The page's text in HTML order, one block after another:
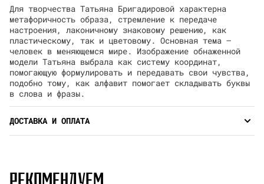
Для творчества Татьяна Бригадировой характерна
метафоричность образа, стремление к передаче
настроения, лаконичному знаковому решению, как
пластическому, так и цветовому. Основная тема –
человек в меняющемся мире. Изображение обнаженной
модели Татьяна выбрала как систему координат,
помогающую формулировать и передавать свои чувства,
подобно тому, как алфавит помогает складывать буквы
в слова и фразы.
ДОСТАВКА И ОПЛАТА